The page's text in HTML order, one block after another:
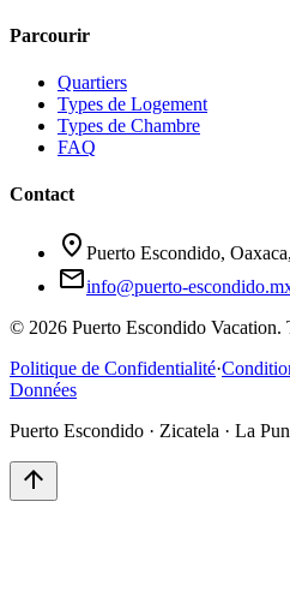
Parcourir
Quartiers
Types de Logement
Types de Chambre
FAQ
Contact
location_on Puerto Escondido,
mailinfo@puerto-
© 2026 Puerto Escondido Vacation.
Politique de Confidentialité·
Données
Puerto Escondido · Zicatela · La
arrow_upward